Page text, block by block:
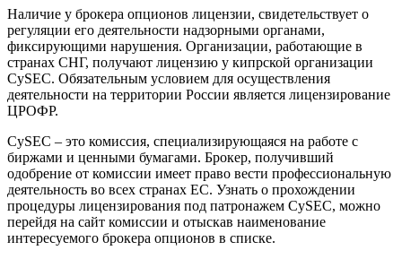
Наличие у брокера опционов лицензии, свидетельствует о
регуляции его деятельности надзорными органами,
фиксирующими нарушения. Организации, работающие в
странах СНГ, получают лицензию у кипрской организации
CySEC. Обязательным условием для осуществления
деятельности на территории России является лицензирование
ЦРОФР.
CySEC – это комиссия, специализирующаяся на работе с
биржами и ценными бумагами. Брокер, получивший
одобрение от комиссии имеет право вести профессиональную
деятельность во всех странах ЕС. Узнать о прохождении
процедуры лицензирования под патронажем CySEC, можно
перейдя на сайт комиссии и отыскав наименование
интересуемого брокера опционов в списке.